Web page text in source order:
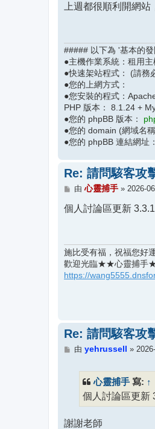
上週都很順利開網
##### 以下為 '基本的
●主機作業系統：租用主
●快速架站程式： (請務
●您的上網方式：
●您安裝的程式：
PHP 版本： 8.1.24 +
●您的 phpBB 版本：
●您的 domain (網域名
●您的 phpBB 連結網址：
Re: 請問駭客攻
文
由 心靈捕手» 2026-
個人討論區更新
施比受有福，祝福您好
歡迎光臨★★心靈捕手
https://
Re: 請問駭客攻
文
由 yehrussell »
心靈捕手 寫: ↑
個人討論區更新
謝謝老師